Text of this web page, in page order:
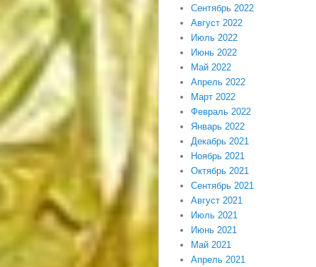
Сентябрь 2022
Август 2022
Июль 2022
Июнь 2022
Май 2022
Апрель 2022
Март 2022
Февраль 2022
Январь 2022
Декабрь 2021
Ноябрь 2021
Октябрь 2021
Сентябрь 2021
Август 2021
Июль 2021
Июнь 2021
Май 2021
Апрель 2021